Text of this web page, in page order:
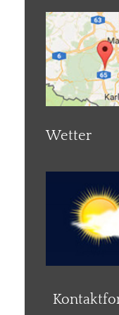
Wetter